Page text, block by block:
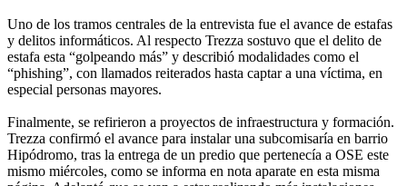
Uno de los tramos centrales de la entrevista fue el avance de estafas
y delitos informáticos. Al respecto Trezza sostuvo que el delito de
estafa esta “golpeando más” y describió modalidades como el
“phishing”, con llamados reiterados hasta captar a una víctima, en
especial personas mayores.
Finalmente, se refirieron a proyectos de infraestructura y formación.
Trezza confirmó el avance para instalar una subcomisaría en barrio
Hipódromo, tras la entrega de un predio que pertenecía a OSE este
mismo miércoles, como se informa en nota aparate en esta misma